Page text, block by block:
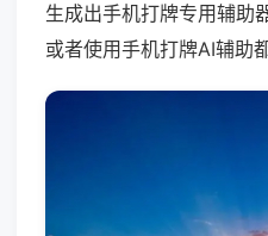
生成出手机打牌专用辅助
或者使用手机打牌AI辅助